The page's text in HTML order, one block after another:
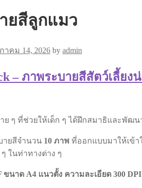
ยสีลูกแมว
คม 14, 2026 by admin
– ภาพระบายสีสัตว์เลี้ยง
ๆ ที่ช่วยให้เด็ก ๆ ได้ฝึกสมาธิและพัฒนา
ายสีจำนวน 10 ภาพ ที่ออกแบบมาให้เข้า
ในท่าทางต่าง ๆ
ขนาด A4 แนวตั้ง ความละเอียด 300 DPI